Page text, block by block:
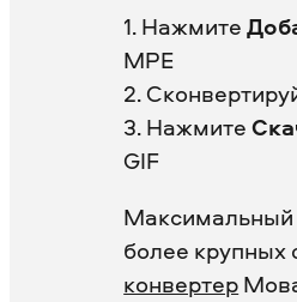
1. Нажмите
MPE
2.
3. Нажмите
GIF
Максимальный
более крупных
конвертер